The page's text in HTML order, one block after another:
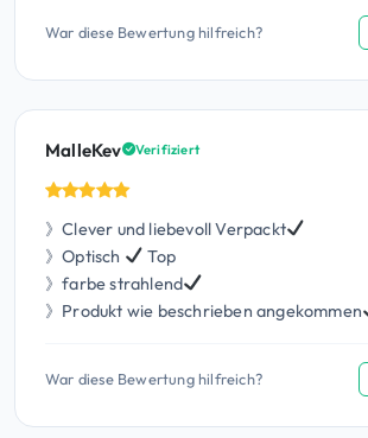
War diese Bewertung hilfreich?
MalleKev Verifiziert
》Clever und liebevoll Verpackt
》Optisch
Top
》farbe strahlend
》Produkt wie beschrieben angekommen
War diese Bewertung hilfreich?